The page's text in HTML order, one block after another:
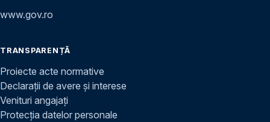
www.gov.ro
TRANSPARENȚĂ
Proiecte acte normative
Declarații de avere și interese
Venituri angajați
Protecția datelor personale